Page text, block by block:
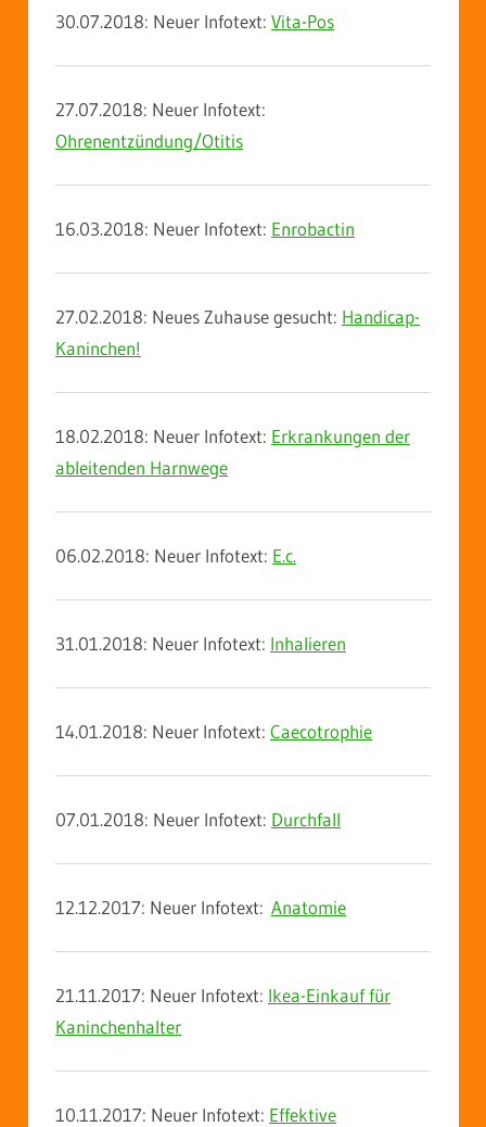
30.07.2018: Neuer Infotext: Vita-Pos
27.07.2018: Neuer Infotext:
Ohrenentzündung/Otitis
16.03.2018: Neuer Infotext: Enrobactin
27.02.2018: Neues Zuhause gesucht: Handicap-
Kaninchen!
18.02.2018: Neuer Infotext: Erkrankungen der
ableitenden Harnwege
06.02.2018: Neuer Infotext: E.c.
31.01.2018: Neuer Infotext: Inhalieren
14.01.2018: Neuer Infotext: Caecotrophie
07.01.2018: Neuer Infotext: Durchfall
12.12.2017: Neuer Infotext: Anatomie
21.11.2017: Neuer Infotext: Ikea-Einkauf für
Kaninchenhalter
10.11.2017: Neuer Infotext: Effektive